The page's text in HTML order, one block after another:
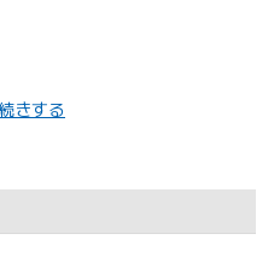
確認／変更したい
きする